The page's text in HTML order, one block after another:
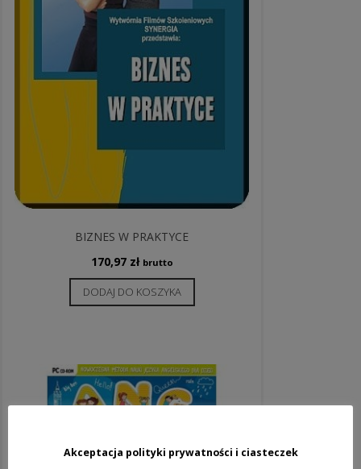
BIZNES W PRAKTYCE
170,97 zł brutto
DODAJ DO KOSZYKA
Akceptacja polityki prywatności i ciasteczek